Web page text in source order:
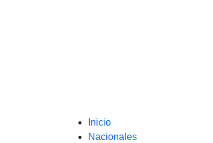
Inicio
Nacionales